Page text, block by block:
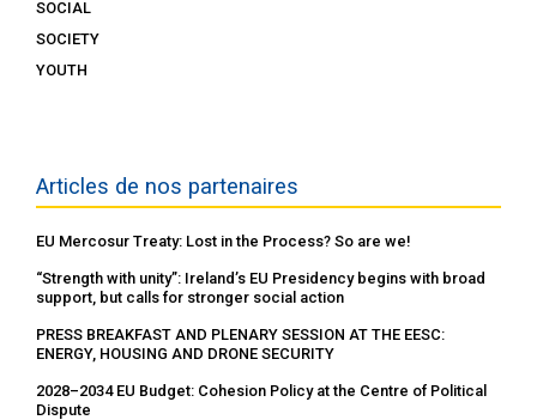
SOCIAL
SOCIETY
YOUTH
Articles de nos partenaires
EU Mercosur Treaty: Lost in the Process? So are we!
“Strength with unity”: Ireland’s EU Presidency begins with broad
support, but calls for stronger social action
PRESS BREAKFAST AND PLENARY SESSION AT THE EESC:
ENERGY, HOUSING AND DRONE SECURITY
2028–2034 EU Budget: Cohesion Policy at the Centre of Political
Dispute